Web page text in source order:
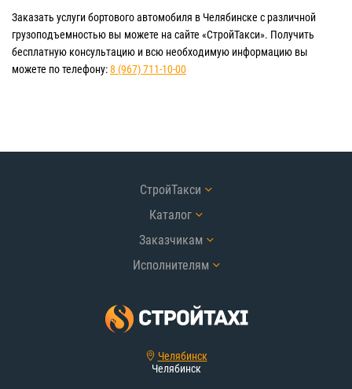
Заказать услуги бортового автомобиля в Челябинске с различной
грузоподъемностью вы можете на сайте «СтройТакси». Получить
бесплатную консультацию и всю необходимую информацию вы
можете по телефону:8 (967) 711-10-00
СтройТакси
Каталог
Заказчикам
Исполнителям
Челябинск
Челябинск